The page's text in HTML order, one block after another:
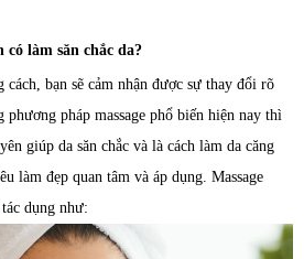
có làm săn chắc da?
cách, bạn sẽ cảm nhận được sự thay đổi rõ
pháp massage phổ biến hiện nay thì
giúp da săn chắc và là cách làm da căng
làm đẹp quan tâm và áp dụng. Massage
dụng như: